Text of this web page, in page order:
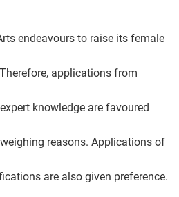
endeavours to raise its female
applications from
knowledge are favoured
reasons. Applications of
are also given preference.